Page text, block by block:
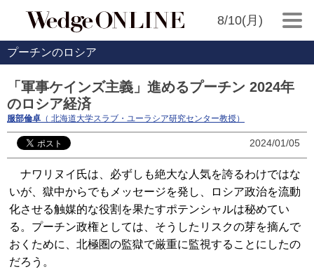
8/10(月)
プーチンのロシア
「軍事ケインズ主義」進めるプーチン 2024年
のロシア経済
服部倫卓 （ 北海道大学スラブ・ユーラシア研究センター教授）
2024/01/05
ナワリヌイ氏は、必ずしも絶大な人気を誇るわけではな
いが、獄中からでもメッセージを発し、ロシア政治を流動
化させる触媒的な役割を果たすポテンシャルは秘めてい
る。プーチン政権としては、そうしたリスクの芽を摘んで
おくために、北極圏の監獄で厳重に監視することにしたの
だろう。